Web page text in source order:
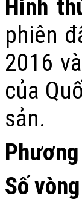
Hình
phiên
2016
của
sản.
Số